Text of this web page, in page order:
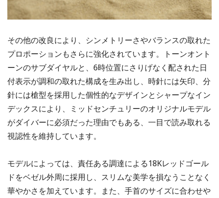
その他の改良により、シンメトリーさやバランスの取れた
プロポーションもさらに強化されています。トーンオント
ーンのサブダイヤルと、6時位置にさりげなく配された日
付表示が調和の取れた構成を生み出し、時針には矢印、分
針には槍型を採用した個性的なデザインとシャープなイン
デックスにより、ミッドセンチュリーのオリジナルモデル
がダイバーに必須だった理由でもある、一目で読み取れる
視認性を維持しています。
モデルによっては、責任ある調達による18Kレッドゴール
ドをベゼル外周に採用し、スリムな美学を損なうことなく
華やかさを加えています。また、手首のサイズに合わせや